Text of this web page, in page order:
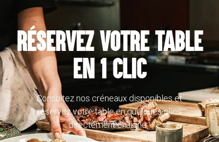
RÉSERVEZ VOTRE TABLE
EN 1 CLIC
Consultez nos créneaux disponibles et
réservez votre table en quelques clics
directement en ligne !